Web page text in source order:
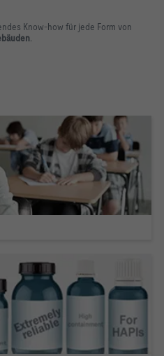
Know-how für jede Form von
.